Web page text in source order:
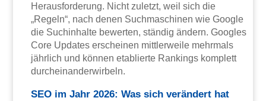
Herausforderung. Nicht zuletzt, weil sich die
„Regeln“, nach denen Suchmaschinen wie Google
die Suchinhalte bewerten, ständig ändern. Googles
Core Updates erscheinen mittlerweile mehrmals
jährlich und können etablierte Rankings komplett
durcheinanderwirbeln.
SEO im Jahr 2026: Was sich verändert hat